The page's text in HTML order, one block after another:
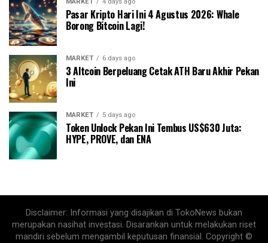
Pasar Kripto Hari Ini 4 Agustus 2026: Whale
Borong Bitcoin Lagi!
MARKET 6 days ago
3 Altcoin Berpeluang Cetak ATH Baru Akhir Pekan
Ini
MARKET 5 days ago
Token Unlock Pekan Ini Tembus US$630 Juta:
HYPE, PROVE, dan ENA
Disclaimer: Informasi yang disajikan di TokoNews bukan
merupakan nasihat investasi. Disarankan untuk melakukan riset
mandiri sebelum mengambil keputusan finansial. Copyright ©